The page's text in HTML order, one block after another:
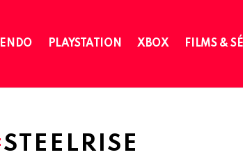
PLAYSTATION XBOX FILMS &
STEELRISE